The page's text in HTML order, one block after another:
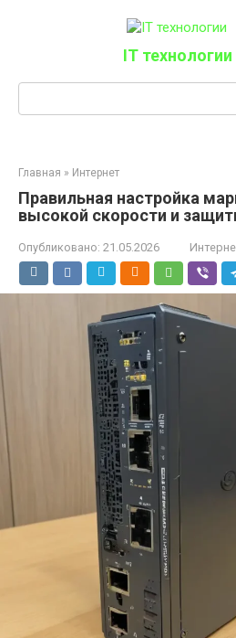
IT технологии
Главная » Интернет
Правильная настройка
высокой скорости и
Опубликовано: 21.05.2026